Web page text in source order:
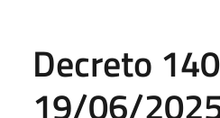
Decreto
19/06/